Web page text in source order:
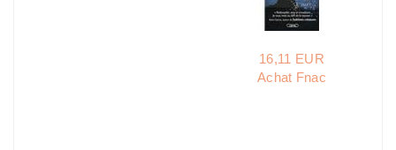
16,11 EUR
Achat Fnac